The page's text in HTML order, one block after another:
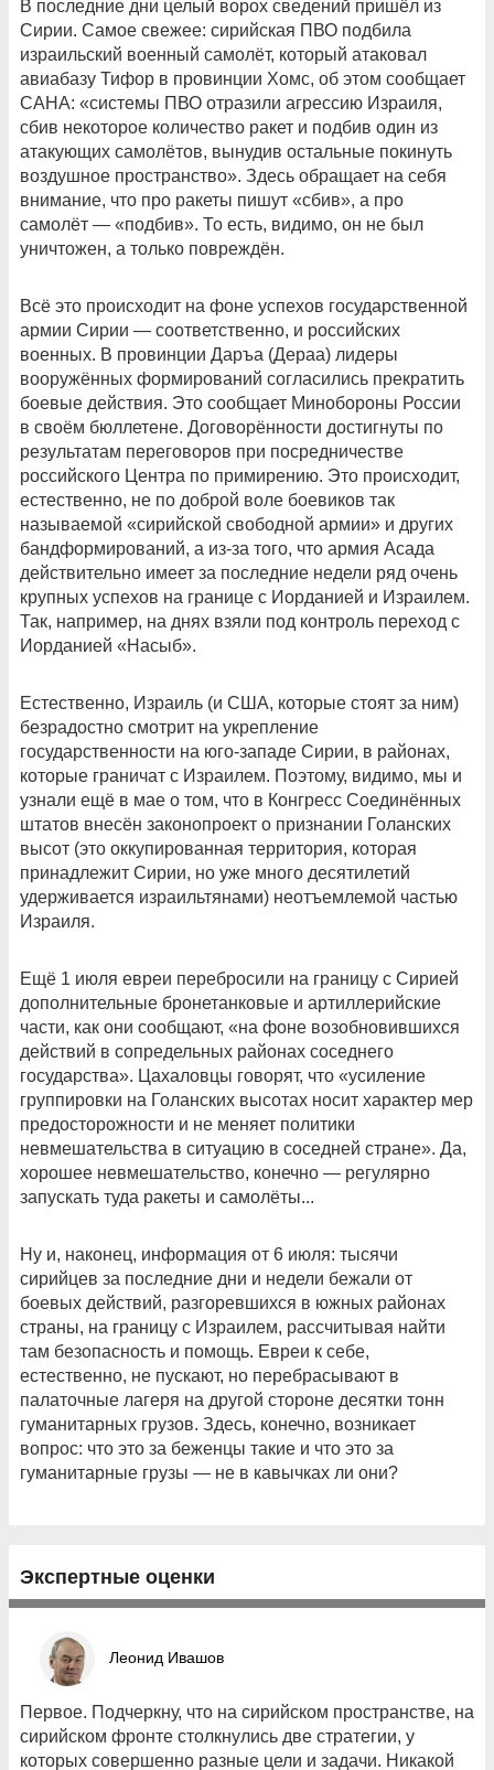
В последние дни целый ворох сведений пришёл из
Сирии. Самое свежее: сирийская ПВО подбила
израильский военный самолёт, который атаковал
авиабазу Тифор в провинции Хомс, об этом сообщает
САНА: «системы ПВО отразили агрессию Израиля,
сбив некоторое количество ракет и подбив один из
атакующих самолётов, вынудив остальные покинуть
воздушное пространство». Здесь обращает на себя
внимание, что про ракеты пишут «сбив», а про
самолёт — «подбив». То есть, видимо, он не был
уничтожен, а только повреждён.
Всё это происходит на фоне успехов государственной
армии Сирии — соответственно, и российских
военных. В провинции Даръа (Дераа) лидеры
вооружённых формирований согласились прекратить
боевые действия. Это сообщает Минобороны России
в своём бюллетене. Договорённости достигнуты по
результатам переговоров при посредничестве
российского Центра по примирению. Это происходит,
естественно, не по доброй воле боевиков так
называемой «сирийской свободной армии» и других
бандформирований, а из-за того, что армия Асада
действительно имеет за последние недели ряд очень
крупных успехов на границе с Иорданией и Израилем.
Так, например, на днях взяли под контроль переход с
Иорданией «Насыб».
Естественно, Израиль (и США, которые стоят за ним)
безрадостно смотрит на укрепление
государственности на юго-западе Сирии, в районах,
которые граничат с Израилем. Поэтому, видимо, мы и
узнали ещё в мае о том, что в Конгресс Соединённых
штатов внесён законопроект о признании Голанских
высот (это оккупированная территория, которая
принадлежит Сирии, но уже много десятилетий
удерживается израильтянами) неотъемлемой частью
Израиля.
Ещё 1 июля евреи перебросили на границу с Сирией
дополнительные бронетанковые и артиллерийские
части, как они сообщают, «на фоне возобновившихся
действий в сопредельных районах соседнего
государства». Цахаловцы говорят, что «усиление
группировки на Голанских высотах носит характер мер
предосторожности и не меняет политики
невмешательства в ситуацию в соседней стране». Да,
хорошее невмешательство, конечно — регулярно
запускать туда ракеты и самолёты...
Ну и, наконец, информация от 6 июля: тысячи
сирийцев за последние дни и недели бежали от
боевых действий, разгоревшихся в южных районах
страны, на границу с Израилем, рассчитывая найти
там безопасность и помощь. Евреи к себе,
естественно, не пускают, но перебрасывают в
палаточные лагеря на другой стороне десятки тонн
гуманитарных грузов. Здесь, конечно, возникает
вопрос: что это за беженцы такие и что это за
гуманитарные грузы — не в кавычках ли они?
Экспертные оценки
Леонид Ивашов
Первое. Подчеркну, что на сирийском пространстве, на
сирийском фронте столкнулись две стратегии, у
которых совершенно разные цели и задачи. Никакой